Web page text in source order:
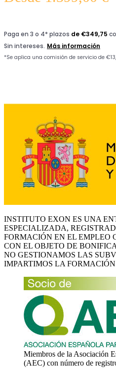
INSTITUTO EXON ES UNA
ESPECIALIZADA,
FORMACIÓN EN EL EMPLEO
CON EL OBJETO DE
NO GESTIONAMOS LAS
IMPARTIMOS LA
Miembros de la Asociación
(AEC) con número de